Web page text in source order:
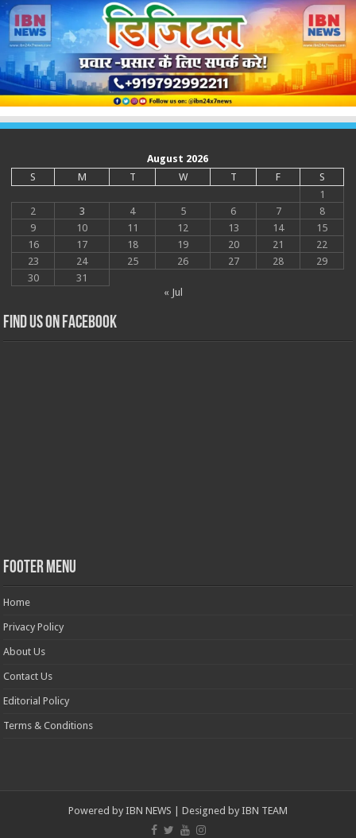
August 2026
S
M T W T F
S
1
2
3 4 5 6 7
8
9
10 11 12 13 14
15
16
17 18 19 20 21
22
23
24 25 26 27 28
29
30
31
« Jul
Find us on Facebook
Footer Menu
Home
Privacy Policy
About Us
Contact Us
Editorial Policy
Terms & Conditions
Powered by IBN NEWS | Designed by IBN TEAM